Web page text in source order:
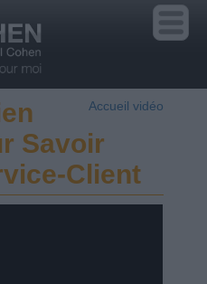
Accueil vidéo
Savoir
Client